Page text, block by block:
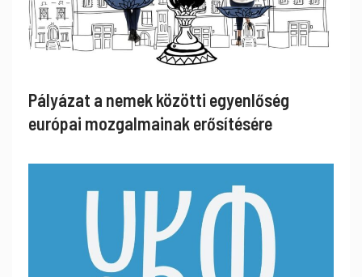
Pályázat a nemek közötti egyenlőség
európai mozgalmainak erősítésére